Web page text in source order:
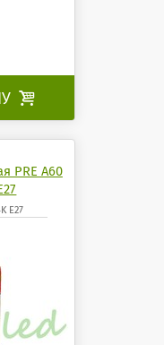

PRE A60
E27